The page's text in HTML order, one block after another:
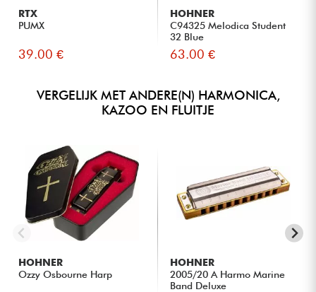
RTX
PUMX
39.00 €
HOHNER
C94325 Melodica Student
32 Blue
63.00 €
VERGELIJK MET ANDERE(N) HARMONICA,
KAZOO EN FLUITJE
HOHNER
Ozzy Osbourne Harp
HOHNER
2005/20 A Harmo Marine
Band Deluxe